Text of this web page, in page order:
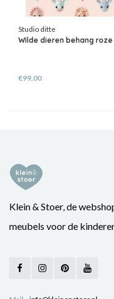
Studio ditte
Wilde dieren behang roze
€99,00
Klein & Stoer, de
meubels voor de